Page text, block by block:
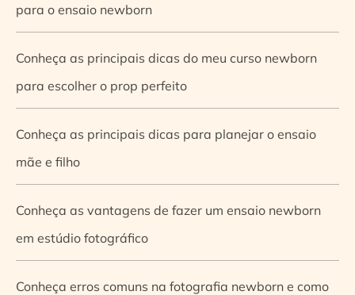
para o ensaio newborn
Conheça as principais dicas do meu curso newborn
para escolher o prop perfeito
Conheça as principais dicas para planejar o ensaio
mãe e filho
Conheça as vantagens de fazer um ensaio newborn
em estúdio fotográfico
Conheça erros comuns na fotografia newborn e como